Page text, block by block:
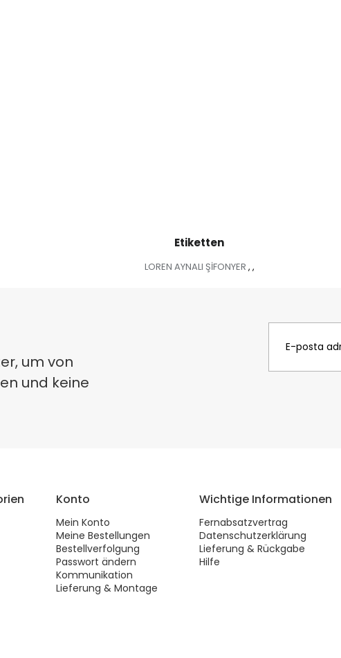
Etiketten
LOREN AYNALI ŞİFONYER , ,
um von
und keine
Konto
Mein Konto
Meine Bestellungen
Bestellverfolgung
Passwort ändern
Kommunikation
Lieferung & Montage
Wichtige Informationen
Fernabsatzvertrag
Datenschutzerklärung
Lieferung & Rückgabe
Hilfe